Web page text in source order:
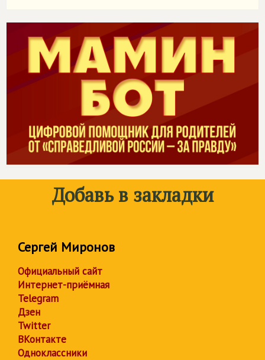
Добавь в закладки
Сергей Миронов
Официальный сайт
Интернет-приёмная
Telegram
Дзен
Twitter
ВКонтакте
Одноклассники